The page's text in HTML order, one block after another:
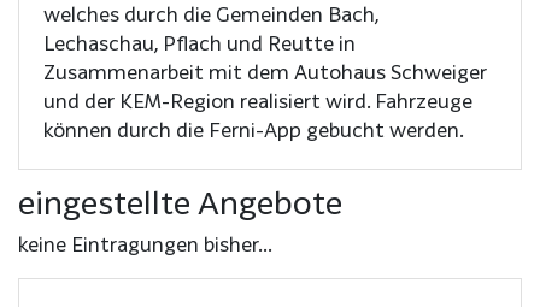
welches durch die Gemeinden Bach,
Lechaschau, Pflach und Reutte in
Zusammenarbeit mit dem Autohaus Schweiger
und der KEM-Region realisiert wird. Fahrzeuge
können durch die Ferni-App gebucht werden.
eingestellte Angebote
keine Eintragungen bisher...